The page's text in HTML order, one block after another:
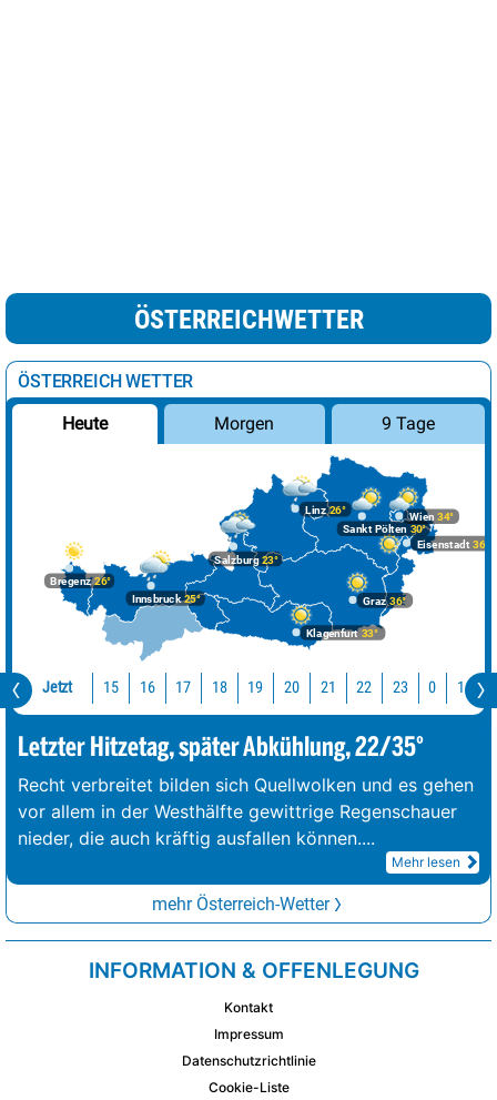
ÖSTERREICHWETTER
ÖSTERREICH WETTER
Heute Morgen 9 Tage
Bregenz26°
Graz36°
Innsbruck25°
Klagenfurt 33°
Linz26°
Salzburg23°
Wien 34°
Eisenstadt 36°
Sankt Pölten 30°
Jetzt 15 16 17 18 19 20 21 22 23 0 1
Letzter Hitzetag, später Abkühlung, 22/35°
Recht verbreitet bilden sich Quellwolken und es gehen
vor allem in der Westhälfte gewittrige Regenschauer
nieder, die auch kräftig ausfallen können....
Mehr lesen
mehr Österreich-Wetter
INFORMATION & OFFENLEGUNG
Kontakt
Impressum
Datenschutzrichtlinie
Cookie-Liste